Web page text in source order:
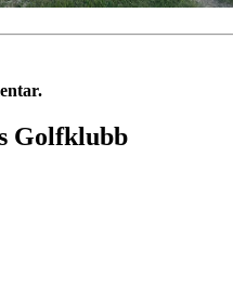
Golfklubb